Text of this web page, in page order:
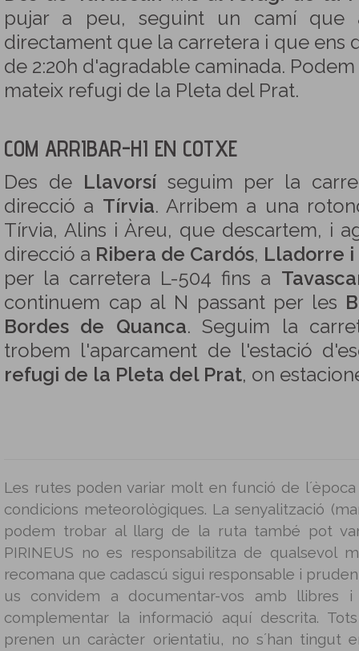
pujar a peu, seguint un camí que
directament que la carretera i que ens
de 2:20h d'agradable caminada.
mateix refugi de la Pleta del Prat.
COM ARRIBAR-HI EN COTXE
Des de Llavorsíseguim per la
direcció a Tírvia. Arribem a una
Tírvia, Alins i Àreu, que descartem, i
direcció a Ribera de Cardós, Lladorre i
per la carretera L-504 fins a
continuem cap al N passant per les
Bordes de Quanca. Seguim la
trobem l'aparcament de l'estació
refugi de la Pleta del Prat, on
Les rutes poden variar molt en funció de
condicions meteorològiques. La senyalització
podem trobar al llarg de la ruta també pot
PIRINEUS no es responsabilitza de qualsevol
recomana que cadascú sigui responsable i
us convidem a documentar-vos amb llibres i
complementar la informació aquí descrita.
prenen un caràcter orientatiu, no s´han tingut